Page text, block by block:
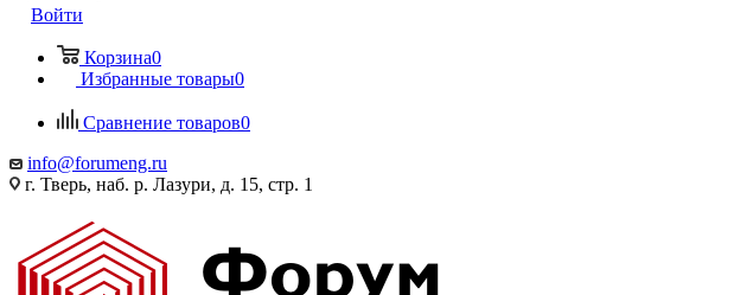
Войти
Корзина0
Избранные товары0
Сравнение товаров0
info@forumeng.ru
г. Тверь, наб. р. Лазури, д. 15, стр. 1